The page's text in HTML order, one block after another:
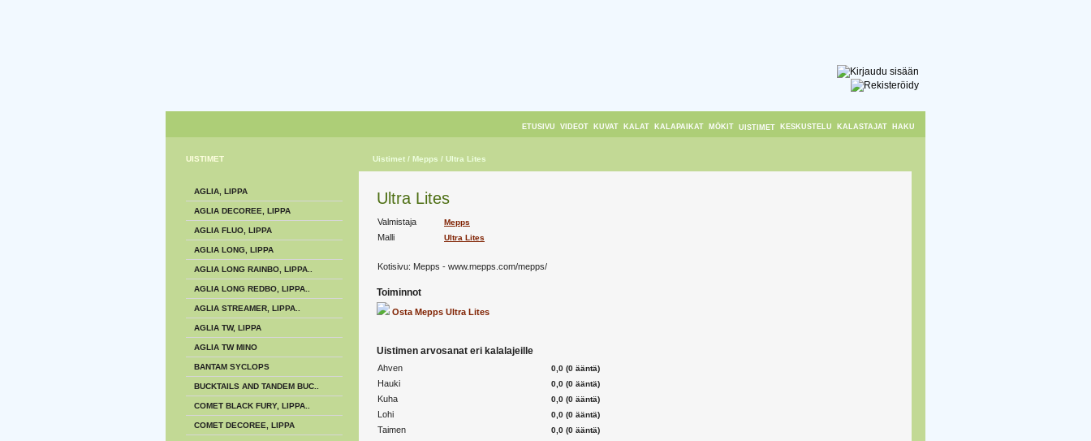
ETUSIVU VIDEOT KUVAT KALAT KALAPAIKAT MÖKIT UISTIMET KESKUSTELU KALASTAJAT HAKU
UISTIMET
AGLIA, LIPPA
AGLIA DECOREE, LIPPA
AGLIA FLUO, LIPPA
AGLIA LONG, LIPPA
AGLIA LONG RAINBO, LIPPA..
AGLIA LONG REDBO, LIPPA..
AGLIA STREAMER, LIPPA..
AGLIA TW, LIPPA
AGLIA TW MINO
BANTAM SYCLOPS
BUCKTAILS AND TANDEM BUC..
COMET BLACK FURY, LIPPA..
COMET DECOREE, LIPPA
Uistimet / Mepps / Ultra Lites
Ultra Lites
Valmistaja Mepps
Malli Ultra Lites
Kotisivu: Mepps - www.mepps.com/mepps/
Toiminnot
Osta Mepps Ultra Lites
Uistimen arvosanat eri kalalajeille
Ahven 0,0 (0 ääntä)
Hauki 0,0 (0 ääntä)
Kuha 0,0 (0 ääntä)
Lohi 0,0 (0 ääntä)
Taimen 0,0 (0 ääntä)